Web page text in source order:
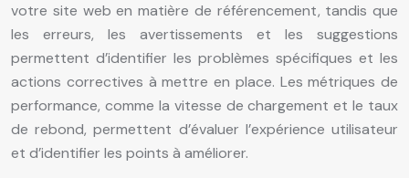
votre site web en matière de référencement, tandis que
les erreurs, les avertissements et les suggestions
permettent d’identifier les problèmes spécifiques et les
actions correctives à mettre en place. Les métriques de
performance, comme la vitesse de chargement et le taux
de rebond, permettent d’évaluer l’expérience utilisateur
et d’identifier les points à améliorer.